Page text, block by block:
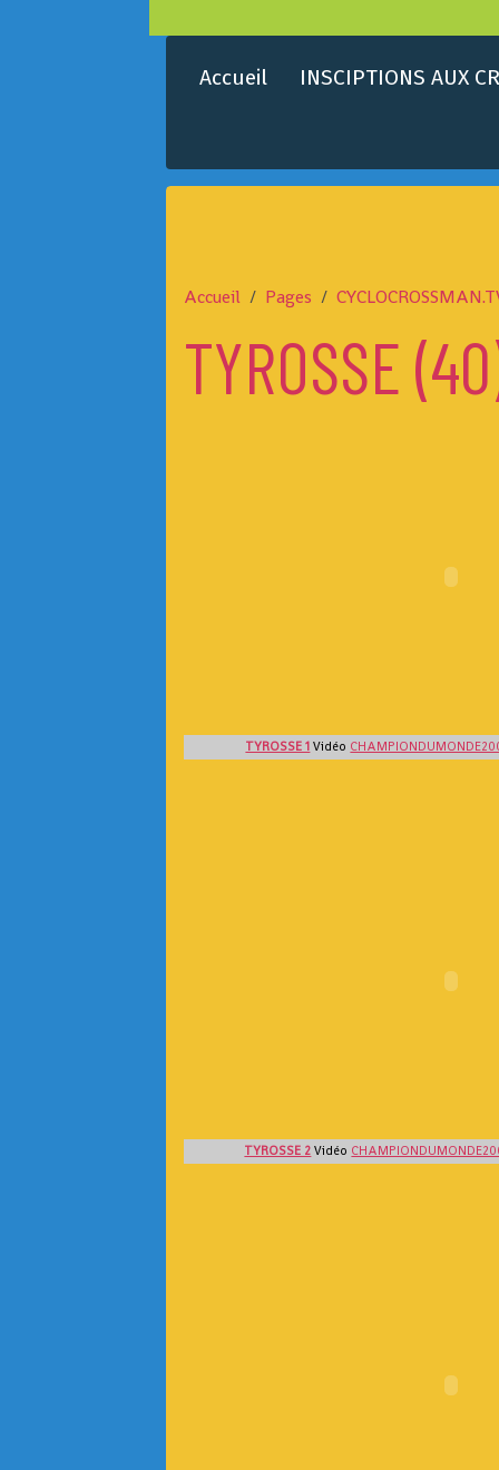
Accueil INSCIPTIONS AUX
Accueil Pages
TYROSSE
TYROSSE 1 Vidéo
TYROSSE 2 Vidéo